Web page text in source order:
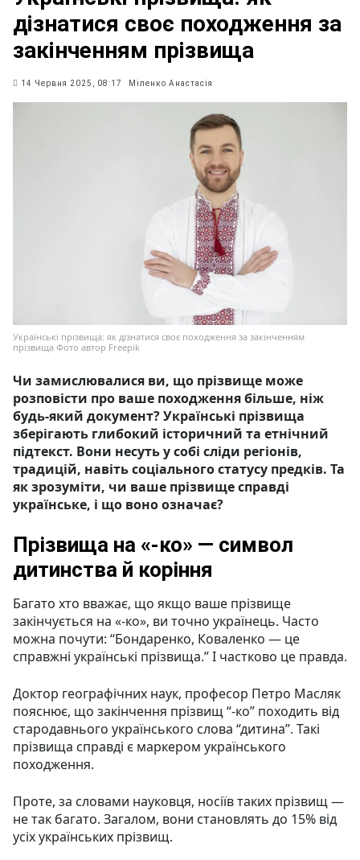
дізнатися своє походження за
закінченням прізвища
14 Червня 2025, 08:17 Міленко Анастасія
Українські прізвища: як дізнатися своє походження за закінченням
прізвища Фото автор Freepik
Чи замислювалися ви, що прізвище може
розповісти про ваше походження більше, ніж
будь-який документ? Українські прізвища
зберігають глибокий історичний та етнічний
підтекст. Вони несуть у собі сліди регіонів,
традицій, навіть соціального статусу предків. Та
як зрозуміти, чи ваше прізвище справді
українське, і що воно означає?
Прізвища на «-ко» — символ
дитинства й коріння
Багато хто вважає, що якщо ваше прізвище
закінчується на «-ко», ви точно українець. Часто
можна почути: “Бондаренко, Коваленко — це
справжні українські прізвища.” І частково це правда.
Доктор географічних наук, професор Петро Масляк
пояснює, що закінчення прізвищ “-ко” походить від
стародавнього українського слова “дитина”. Такі
прізвища справді є маркером українського
походження.
Проте, за словами науковця, носіїв таких прізвищ —
не так багато. Загалом, вони становлять до 15% від
усіх українських прізвищ.